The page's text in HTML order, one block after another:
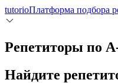
tutorioПлатформа подбора
Репетиторы по
Найдите